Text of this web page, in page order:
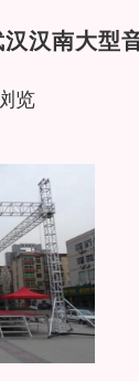
汉汉南大型
览